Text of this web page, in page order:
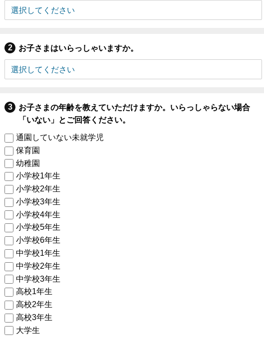
お子さまはいらっしゃいますか。
お子さまの年齢を教えていただけますか。いらっしゃらない場合
「いない」とご回答ください。
通園していない未就学児
保育園
幼稚園
小学校1年生
小学校2年生
小学校3年生
小学校4年生
小学校5年生
小学校6年生
中学校1年生
中学校2年生
中学校3年生
高校1年生
高校2年生
高校3年生
大学生